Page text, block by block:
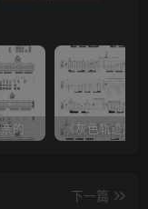
《父亲的草原母亲的河》吉他简谱C调弹唱谱（腾格尔）
下一篇